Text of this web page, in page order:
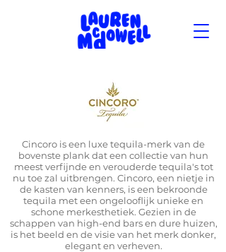
Cincoro is een luxe tequila-merk van de
bovenste plank dat een collectie van hun
meest verfijnde en verouderde tequila's tot
nu toe zal uitbrengen. Cincoro, een nietje in
de kasten van kenners, is een bekroonde
tequila met een ongelooflijk unieke en
schone merkesthetiek. Gezien in de
schappen van high-end bars en dure huizen,
is het beeld en de visie van het merk donker,
elegant en verheven.